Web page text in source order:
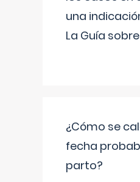
una
La Guía
¿Cómo se
fecha
parto?